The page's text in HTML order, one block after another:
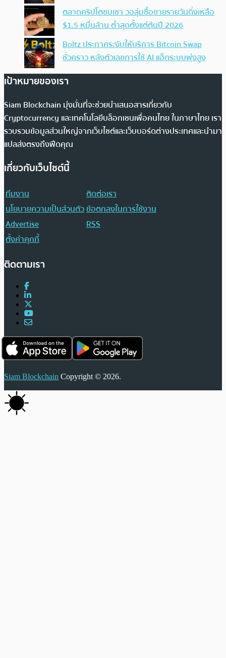
ตลาดคริปโตซบเซา วอลุ่มซื้อขายรายวันดิ่งเหลือ
$1.5 หมื่นล้าน ต่ำสุดตั้งแต่ต้นปี 2026
Boltz ประกาศระงับให้บริการ Bitcoin Swap
ชั่วคราว หลังตัวเลขการใช้ AI แฮ็กระบบพุ่งสูง
เป้าหมายของเรา
Siam Blockchain มุ่งมั่นที่จะช่วยนำเสนอสารเกี่ยวกับ
Cryptocurrency และเทคโนโลยีบล็อกเชนเพื่อคนไทย ในภาษาไทย เรา
รวบรวมข้อมูลส่วนใหญ่จากเว็บไซต์และเว็บบอร์ดต่างประเทศและนำมา
แปลส่งตรงถึงฟีดคุณ
เกี่ยวกับเว็บไซต์นี้
ทีมงาน
ติดต่อเรา
นโยบายความเป็นส่วนตัวข้อตกลงในการใช้งาน
Advertise
RSS
ตั้งค่าคุกกี้
ติดตามเรา
Siam Blockchain Copyright © 2026.